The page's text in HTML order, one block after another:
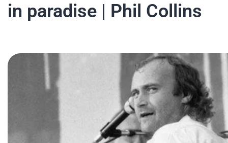
Mi Cuenta
in paradise | Phil Collins